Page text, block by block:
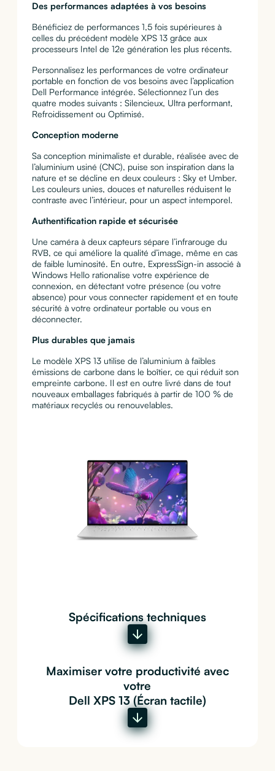
Des performances adaptées à vos besoins
Bénéficiez de performances 1,5 fois supérieures à
celles du précédent modèle XPS 13 grâce aux
processeurs Intel de 12e génération les plus récents.
Personnalisez les performances de votre ordinateur
portable en fonction de vos besoins avec l’application
Dell Performance intégrée. Sélectionnez l’un des
quatre modes suivants : Silencieux, Ultra performant,
Refroidissement ou Optimisé.
Conception moderne
Sa conception minimaliste et durable, réalisée avec de
l’aluminium usiné (CNC), puise son inspiration dans la
nature et se décline en deux couleurs : Sky et Umber.
Les couleurs unies, douces et naturelles réduisent le
contraste avec l’intérieur, pour un aspect intemporel.
Authentification rapide et sécurisée
Une caméra à deux capteurs sépare l’infrarouge du
RVB, ce qui améliore la qualité d’image, même en cas
de faible luminosité. En outre, ExpressSign-in associé à
Windows Hello rationalise votre expérience de
connexion, en détectant votre présence (ou votre
absence) pour vous connecter rapidement et en toute
sécurité à votre ordinateur portable ou vous en
déconnecter.
Plus durables que jamais
Le modèle XPS 13 utilise de l’aluminium à faibles
émissions de carbone dans le boîtier, ce qui réduit son
empreinte carbone. Il est en outre livré dans de tout
nouveaux emballages fabriqués à partir de 100 % de
matériaux recyclés ou renouvelables.
Spécifications techniques
Maximiser votre productivité avec
votre
Dell XPS 13 (Écran tactile)